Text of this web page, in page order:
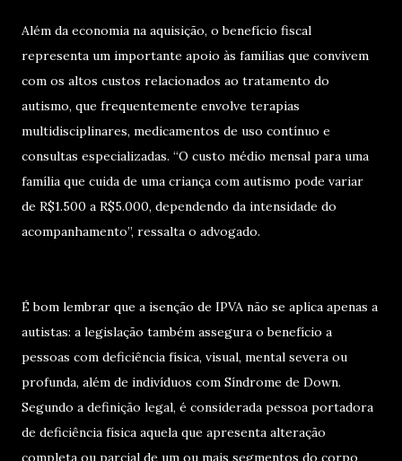
Além da economia na aquisição, o benefício fiscal
representa um importante apoio às famílias que convivem
com os altos custos relacionados ao tratamento do
autismo, que frequentemente envolve terapias
multidisciplinares, medicamentos de uso contínuo e
consultas especializadas. “O custo médio mensal para uma
família que cuida de uma criança com autismo pode variar
de R$1.500 a R$5.000, dependendo da intensidade do
acompanhamento”, ressalta o advogado.
É bom lembrar que a isenção de IPVA não se aplica apenas a
autistas: a legislação também assegura o benefício a
pessoas com deficiência física, visual, mental severa ou
profunda, além de indivíduos com Síndrome de Down.
Segundo a definição legal, é considerada pessoa portadora
de deficiência física aquela que apresenta alteração
completa ou parcial de um ou mais segmentos do corpo